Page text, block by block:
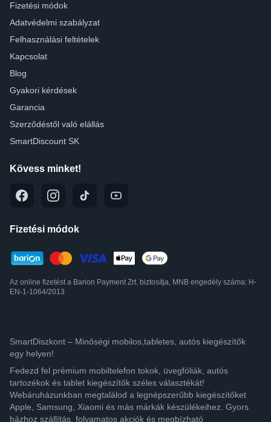
Fizetési módok
Adatvédelmi szabályzat
Felhasználási feltételek
Kapcsolat
Blog
Gyakori kérdések
Garancia
Szerződéstől való elállás
SmartDiscount SK
Kövess minket!
Fizetési módok
Az online fizetést a Barion Payment Zrt. biztosítja, MNB engedély száma: H-
EN-1-1064/2013
SmartDiszkont – Minőségi mobilos,tabletes, autós kiegészítők
egy helyen!
Fedezd fel prémium mobiltelefon tokok, üvegfóliák, autós
tartozékok és tablet kiegészítők széles választékát!
Webáruházunkban megtalálod a legnépszerűbb kiegészítőket
Apple, Samsung, Xiaomi és más márkák készülékeihez. Gyors
házhoz szállítás, folyamatos akciók és megbízható